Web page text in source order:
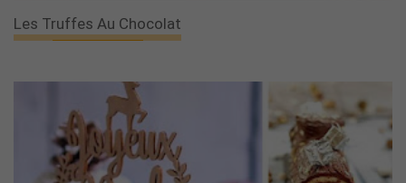
Les Truffes Au Chocolat